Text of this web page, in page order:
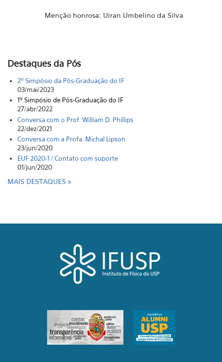
Menção honrosa: Uiran Umbelino da Silva
Destaques da Pós
2º Simpósio da Pós-Graduação do IF
03/mai/2023
1º Simpósio de Pós-Graduação do IF
27/abr/2022
Conversa com o Prof. William D. Phillips
22/dez/2021
Conversa com a Profa. Michal Lipson
23/jun/2020
EUF 2020-1 / Contato com suporte
01/jun/2020
MAIS DESTAQUES